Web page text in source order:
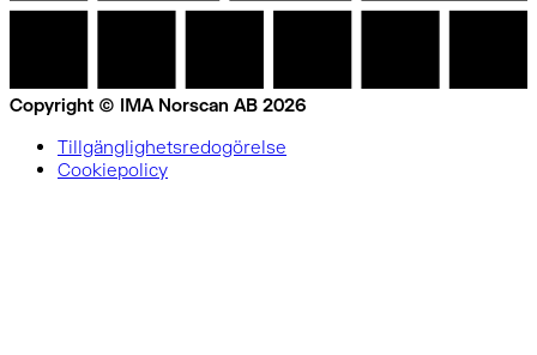
Copyright © IMA Norscan AB 2026
Tillgänglighetsredogörelse
Cookiepolicy